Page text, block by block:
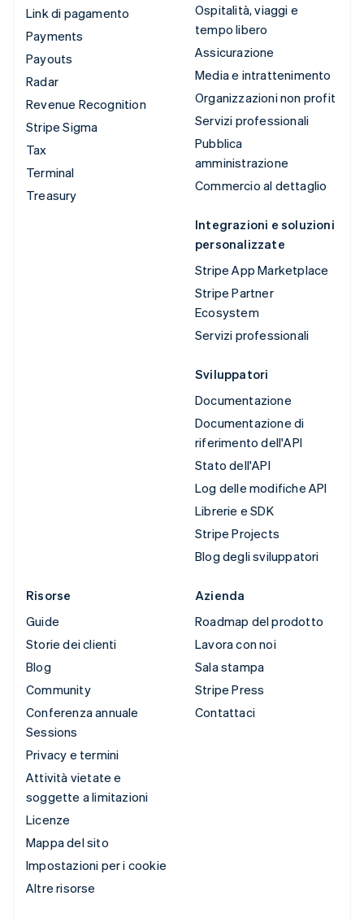
Link di pagamento
Payments
Payouts
Radar
Revenue Recognition
Stripe Sigma
Tax
Terminal
Treasury
Ospitalità, viaggi e
tempo libero
Assicurazione
Media e intrattenimento
Organizzazioni non profit
Servizi professionali
Pubblica
amministrazione
Commercio al dettaglio
Integrazioni e soluzioni
personalizzate
Stripe App Marketplace
Stripe Partner
Ecosystem
Servizi professionali
Sviluppatori
Documentazione
Documentazione di
riferimento dell'API
Stato dell'API
Log delle modifiche API
Librerie e SDK
Stripe Projects
Blog degli sviluppatori
Risorse
Guide
Storie dei clienti
Blog
Community
Conferenza annuale
Sessions
Privacy e termini
Attività vietate e
soggette a limitazioni
Licenze
Mappa del sito
Impostazioni per i cookie
Altre risorse
Azienda
Roadmap del prodotto
Lavora con noi
Sala stampa
Stripe Press
Contattaci